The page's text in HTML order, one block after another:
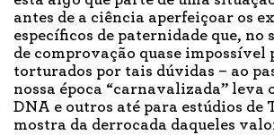
antes de a ciência aperfeiçoar os
específicos de paternidade que, no
de comprovação quase impossível
torturados por tais dúvidas – ao
nossa época “carnavalizada” leva
DNA e outros até para estúdios de
mostra da derrocada daqueles